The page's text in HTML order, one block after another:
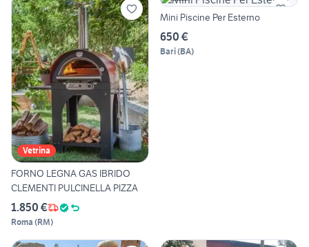
Vetrina
FORNO LEGNA GAS IBRIDO
CLEMENTI PULCINELLA PIZZA
1.850 €
Roma (RM)
Mini Piscine Per Esterno
650 €
Bari(BA)